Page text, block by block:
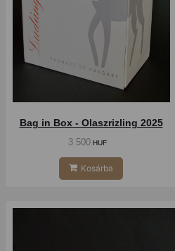
Bag in Box - Olaszrizling 2025
3 500 HUF
Kosárba